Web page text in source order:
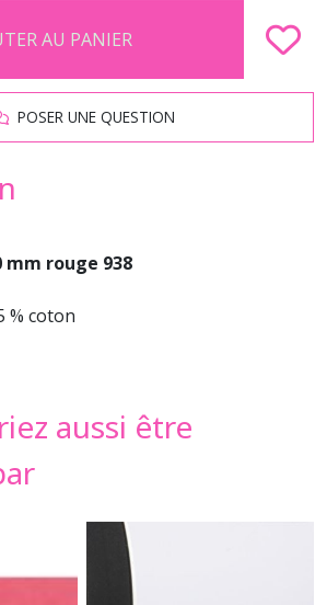
AU PANIER
POSER UNE QUESTION
mm rouge 938
% coton
aussi être